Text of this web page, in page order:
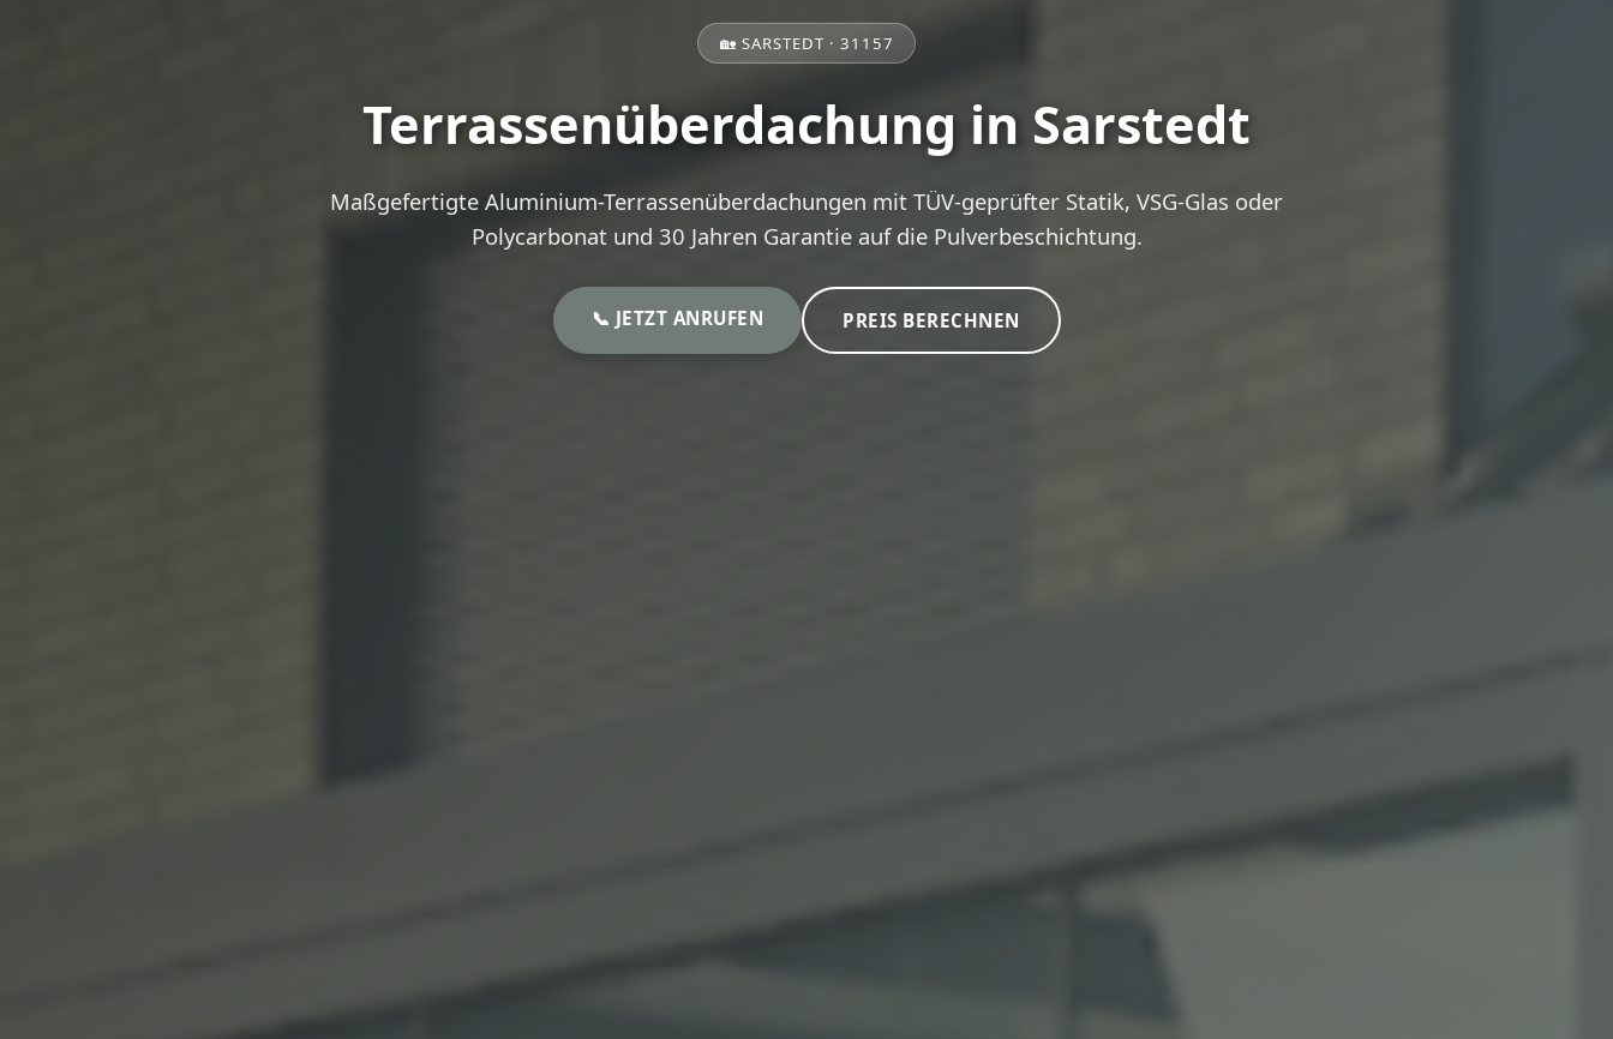
🏡 SARSTEDT · 31157
Terrassenüberdachung in Sarstedt
Maßgefertigte Aluminium-Terrassenüberdachungen mit TÜV-geprüfter Statik, VSG-Glas oder
Polycarbonat und 30 Jahren Garantie auf die Pulverbeschichtung.
📞 JETZT ANRUFEN PREIS BERECHNEN